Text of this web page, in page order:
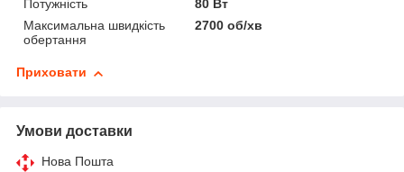
Потужність
80 Вт
Максимальна швидкість
обертання
2700 об/хв
Приховати
Умови доставки
Нова Пошта